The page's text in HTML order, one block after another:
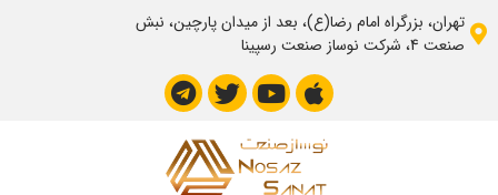
تهران، بزرگراه امام رضا(ع)، بعد از میدان پارچین، نبش
صنعت 4، شرکت نوساز صنعت رسپینا